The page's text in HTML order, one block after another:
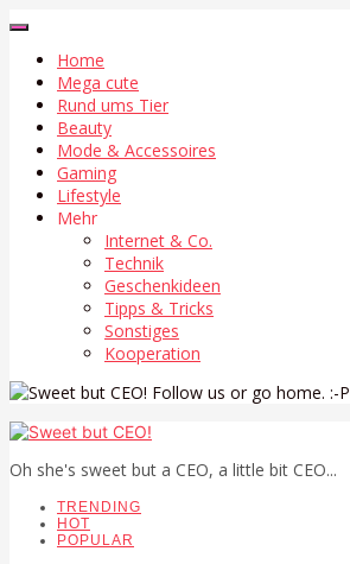
Home
Mega cute
Rund ums Tier
Beauty
Mode & Accessoires
Gaming
Lifestyle
Mehr
Internet & Co.
Technik
Geschenkideen
Tipps & Tricks
Sonstiges
Kooperation
Follow us or go home. :-P
Oh she's sweet but a CEO, a little bit CEO...
TRENDING
HOT
POPULAR